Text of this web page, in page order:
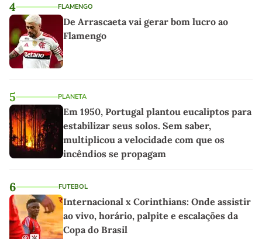
4 FLAMENGO
De Arrascaeta vai gerar bom lucro ao
Flamengo
5 PLANETA
Em 1950, Portugal plantou eucaliptos para
estabilizar seus solos. Sem saber,
multiplicou a velocidade com que os
incêndios se propagam
6 FUTEBOL
Internacional x Corinthians: Onde assistir
ao vivo, horário, palpite e escalações da
Copa do Brasil